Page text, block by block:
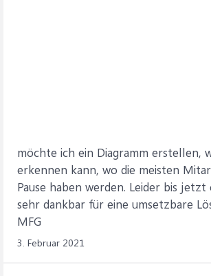
möchte ich ein Diagramm erstellen,
erkennen kann, wo die meisten
Pause haben werden. Leider bis
sehr dankbar für eine umsetzbare
MFG
3. Februar 2021